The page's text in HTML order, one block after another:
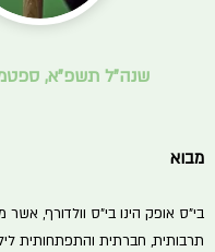
שנה"ל תשפ"א, ספטמבר
מבוא
בי"ס אופק הינו בי"ס וולדורף,
תרבותית, חברתית והתפתחותית